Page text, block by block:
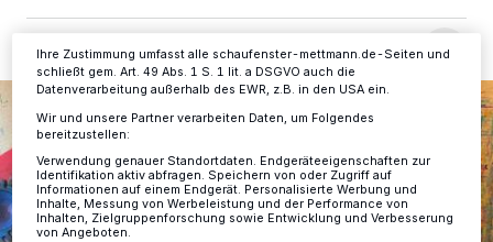
Ihre Zustimmung umfasst alle schaufenster-mettmann.de-Seiten und
schließt gem. Art. 49 Abs. 1 S. 1 lit. a DSGVO auch die
Datenverarbeitung außerhalb des EWR, z.B. in den USA ein.
Wir und unsere Partner verarbeiten Daten, um Folgendes
bereitzustellen:
Verwendung genauer Standortdaten. Endgeräteeigenschaften zur
Identifikation aktiv abfragen. Speichern von oder Zugriff auf
Informationen auf einem Endgerät. Personalisierte Werbung und
Inhalte, Messung von Werbeleistung und der Performance von
Inhalten, Zielgruppenforschung sowie Entwicklung und Verbesserung
von Angeboten.